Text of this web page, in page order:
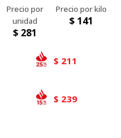
$ 281
$ 141
$ 211
$ 239